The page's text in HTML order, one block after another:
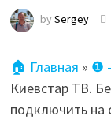
by Sergey
🏠 Главная » ❶
Киевстар ТВ.
подключить на